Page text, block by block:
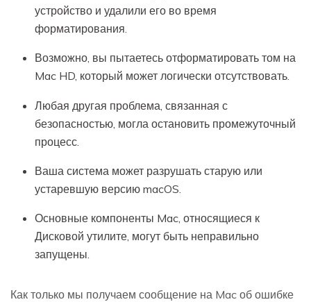
устройство и удалили его во время
форматирования.
Возможно, вы пытаетесь отформатировать том на
Mac HD, который может логически отсутствовать.
Любая другая проблема, связанная с
безопасностью, могла остановить промежуточный
процесс.
Ваша система может разрушать старую или
устаревшую версию macOS.
Основные компоненты Mac, относящиеся к
Дисковой утилите, могут быть неправильно
запущены.
Как только мы получаем сообщение на Mac об ошибке